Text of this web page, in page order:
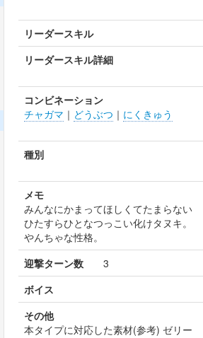
リーダースキル
リーダースキル詳細
コンビネーション
チャガマ ｜ どうぶつ ｜ にくきゅう
種別
メモ
みんなにかまってほしくてたまらない
ひたすらひとなつっこい化けタヌキ。
やんちゃな性格。
迎撃ターン数 3
ボイス
その他
本タイプに対応した素材(参考) ゼリー